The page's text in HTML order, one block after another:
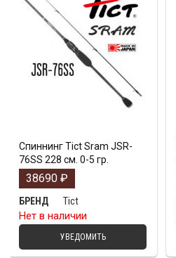
Спиннинг Tict Sram JSR-
76SS 228 см. 0-5 гр.
38690 ₽
БРЕНД
Tict
Нет в наличии
УВЕДОМИТЬ